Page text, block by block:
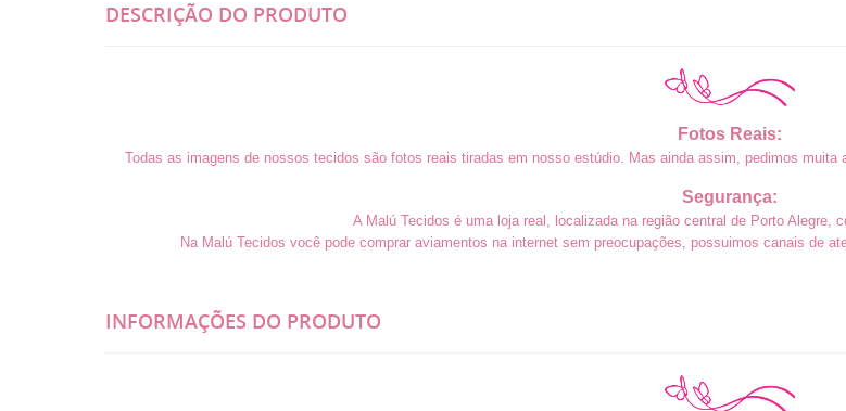
DESCRIÇÃO DO PRODUTO
Fotos Reais:
Todas as imagens de nossos tecidos são fotos reais tiradas em nosso estúdio. Mas ainda assim, pedimos
Segurança:
A Malú Tecidos é uma loja real, localizada na região central de Porto Alegre,
Na Malú Tecidos você pode comprar aviamentos na internet sem preocupações, possuimos canais de
INFORMAÇÕES DO PRODUTO